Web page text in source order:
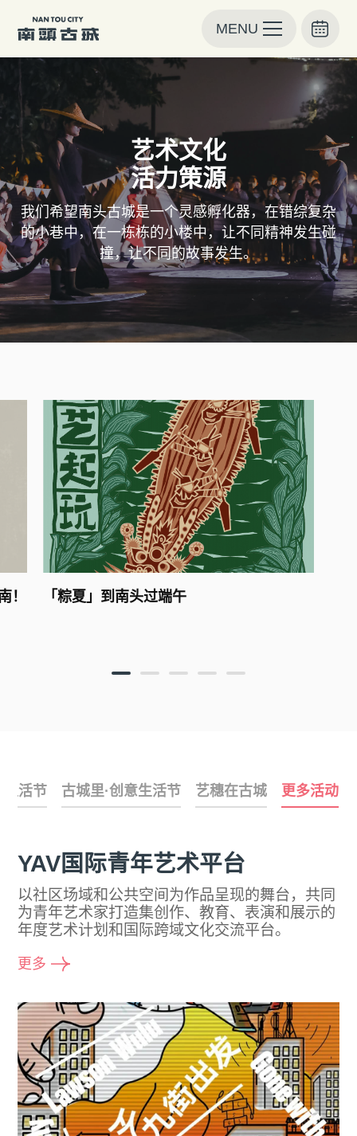
MENU
艺术文化
活力策源
我们希望南头古城是一个灵感孵化器，在错综复杂
的小巷中，在一栋栋的小楼中，让不同精神发生碰
撞，让不同的故事发生。
荣耀商城新品展 | 来有熊酒店，领取魔法好
生活节 古城里·创意生活节 艺穗在古城 更多活动
YAV国际⻘年艺术平台
以社区场域和公共空间为作品呈现的舞台，共同
为青年艺术家打造集创作、教育、表演和展示的
年度艺术计划和国际跨域文化交流平台。
更多